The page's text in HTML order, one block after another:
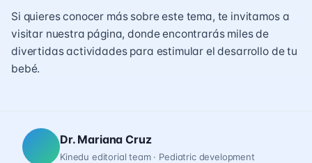
Si quieres conocer más sobre este tema, te invitamos a
visitar nuestra página, donde encontrarás miles de
divertidasactividades para estimular el desarrollo de tu
bebé.
Dr. Mariana Cruz
Kinedu editorial team · Pediatric development